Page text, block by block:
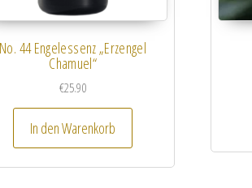
No. 44 Engelessenz „Erzengel
Chamuel“
€25.90
In den Warenkorb